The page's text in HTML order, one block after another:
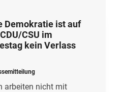
Demokratie ist auf
CSU im
kein Verlass
arbeiten nicht mit